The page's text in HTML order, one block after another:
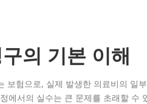
의 기본 이해
보험으로, 실제 발생한 의료비의 일
에서의 실수는 큰 문제를 초래할 수